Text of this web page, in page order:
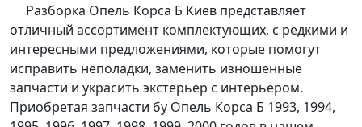
Разборка Опель Корса Б Киев представляет
отличный ассортимент комплектующих, с редкими и
интересными предложениями, которые помогут
исправить неполадки, заменить изношенные
запчасти и украсить экстерьер с интерьером.
Приобретая запчасти бу Опель Корса Б 1993, 1994,